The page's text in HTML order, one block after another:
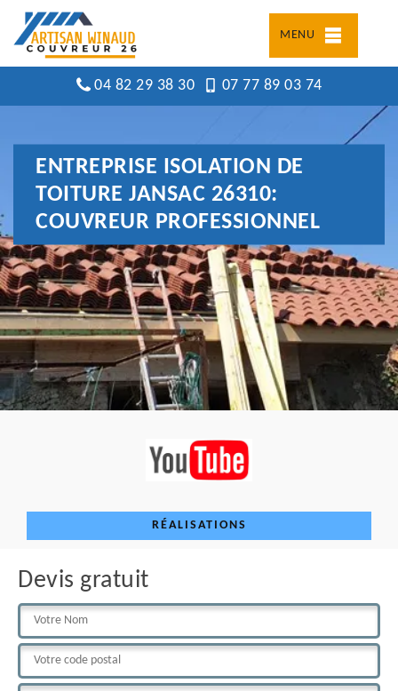
MENU
04 82 29 38 30 07 77 89 03 74
ENTREPRISE ISOLATION DE
TOITURE JANSAC 26310:
COUVREUR PROFESSIONNEL
RÉALISATIONS
Devis gratuit